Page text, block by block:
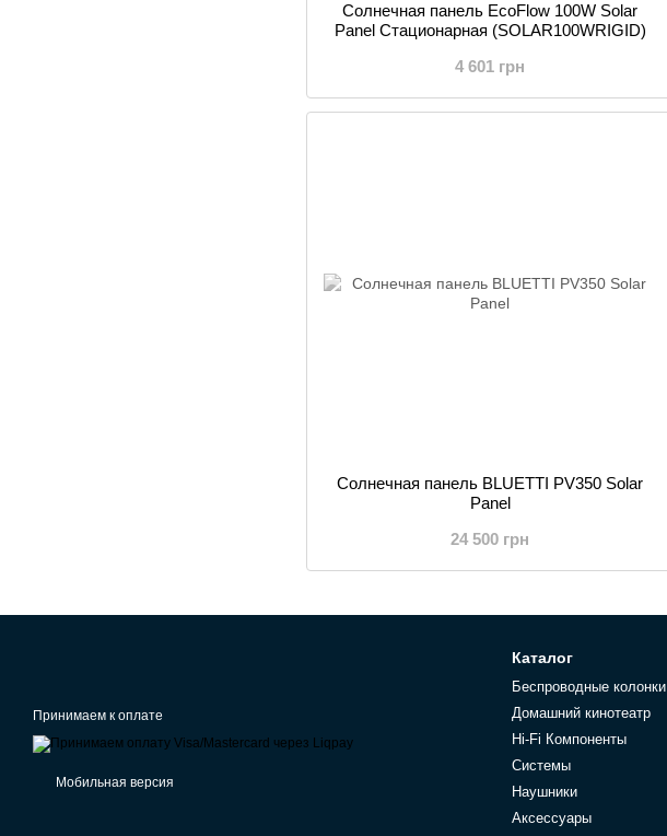
Солнечная панель EcoFlow 100W Solar
Panel Стационарная (SOLAR100WRIGID)
4 601 грн
Солнечная панель BLUETTI PV350 Solar
Panel
24 500 грн
Принимаем к оплате
Мобильная версия
Каталог
Беспроводные колонки
Домашний кинотеатр
Hi-Fi Компоненты
Системы
Наушники
Аксессуары